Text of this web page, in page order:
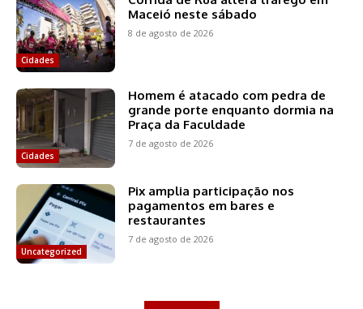
Cidades
Maceió neste sábado
8 de agosto de 2026
Cidades
Homem é atacado com pedra de
grande porte enquanto dormia na
Praça da Faculdade
7 de agosto de 2026
Uncategorized
Pix amplia participação nos
pagamentos em bares e
restaurantes
7 de agosto de 2026